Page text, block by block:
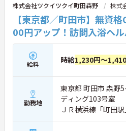
株式会社ツクイツクイ町田森野 株式
【東京都／町田市】無資
00円アップ！訪問入浴ヘ
給料 時給1,230円～
勤務地
東京都 町田市 森
ディング103号室
ＪＲ横浜線「町田